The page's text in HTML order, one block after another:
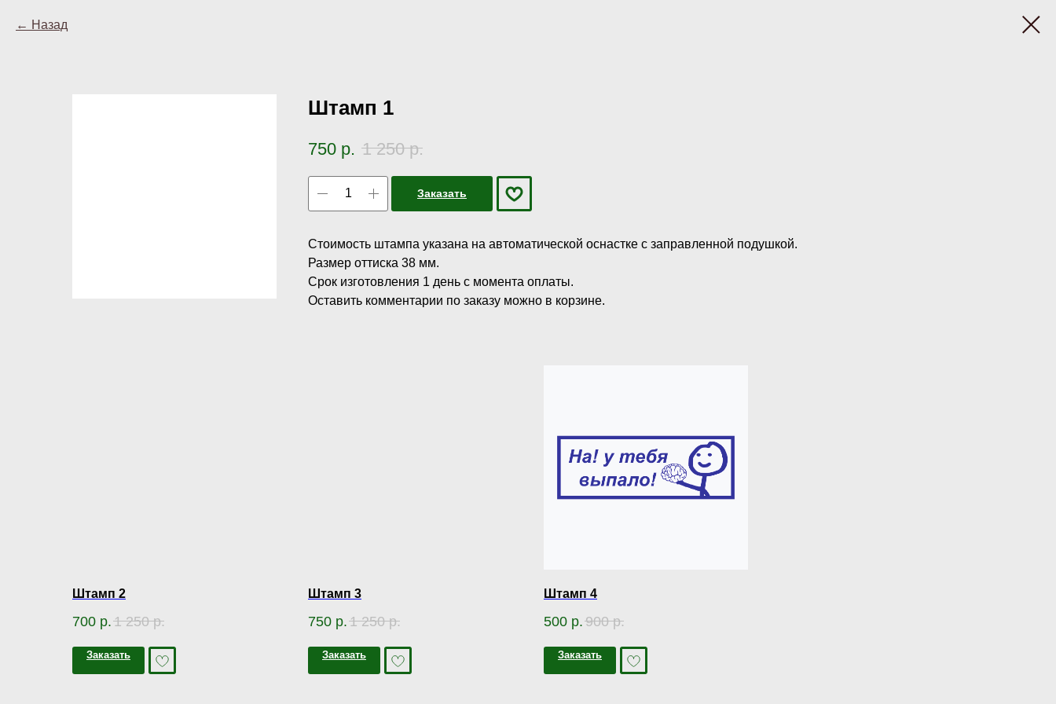
Назад
Штамп 1
750 р. 1 250 р.
Заказать
Стоимость штампа указана на автоматической оснастке с заправленной подушкой.
Размер оттиска 38 мм.
Срок изготовления 1 день с момента оплаты.
Оставить комментарии по заказу можно в корзине.
Штамп 2
700 р. 1 250 р.
Заказать
Штамп 3
750 р. 1 250 р.
Заказать
Штамп 4
500 р. 900 р.
Заказать